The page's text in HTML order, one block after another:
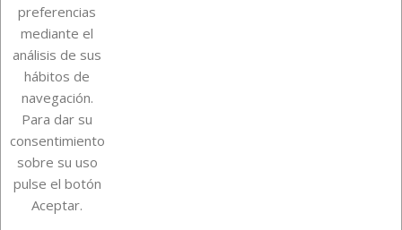
Su cuenta
Información de la tienda
InstagramTikTok
preferencias
mediante el
análisis de sus
hábitos de
navegación.
Para dar su
consentimiento
sobre su uso
pulse el botón
Aceptar.